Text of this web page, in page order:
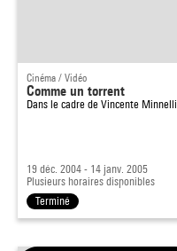
Cinéma / Vidéo
Comme un torrent
Dans le cadre de Vincente Minnelli
19 déc. 2004 - 14 janv. 2005
Plusieurs horaires disponibles
Terminé